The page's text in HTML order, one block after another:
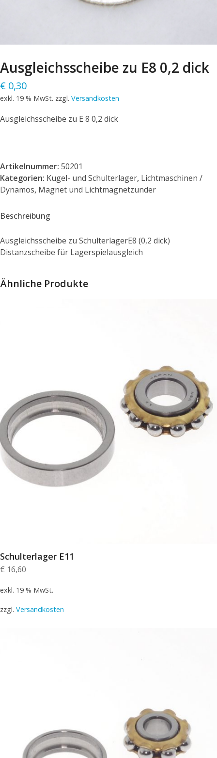
Ausgleichsscheibe zu E8 0,2 dick
€ 0,30
exkl. 19 % MwSt. zzgl. Versandkosten
Ausgleichsscheibe zu E 8 0,2 dick
Artikelnummer: 50201
Kategorien: Kugel- und Schulterlager, Lichtmaschinen /
Dynamos, Magnet und Lichtmagnetzünder
Beschreibung
Ausgleichsscheibe zu SchulterlagerE8 (0,2 dick)
Distanzscheibe für Lagerspielausgleich
Ähnliche Produkte
Schulterlager E11
€ 16,60
exkl. 19 % MwSt.
zzgl. Versandkosten